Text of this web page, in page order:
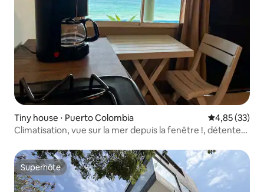
Tiny house ⋅ Puerto Colombia Évaluation
4,85 (33)
Climatisation, vue sur la mer depuis la fenêtre !, détente
Superhôte
Superhôte